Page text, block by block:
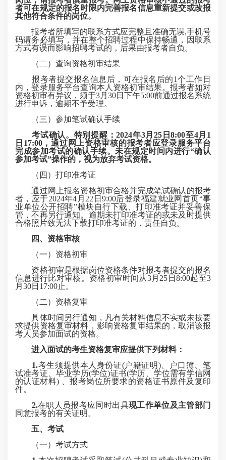
者可在规定的报名时限内完善报名信息重新提交或改报
其他符合条件的岗位。
报考者所填写的联系方式应完整且准确无误,手机号
码请务必填写，并在整个招聘过程中保持畅通，因联系
方式有误而影响招聘考试的，后果由报考者自负。
（二）查询资格初审结果
报考者提交报名信息后，可在报名后的1个工作日
内，登录服务平台查询本人资格初审结果。报考者如对
资格初审有异议，须于3月30日下午5:00前通过报名系统
进行申诉，逾期不予受理。
（三）参加笔试确认手续
考试确认。特别提醒：2024年3月25日8:00至4月1
日17:00，通过网上资格审核的报考者应登录服务平台
完成参加考试的确认手续。未在规定时间内进行“确认
参加考试”操作的，视为放弃考试资格。
（四）打印准考证
通过网上报名资格初审合格并完成笔试确认的报考
者，应于2024年4月22日9:00后登录福建就业网首页“事
业单位公开招聘”模块自行下载、打印准考证并妥善保
管，不再另行通知。逾期未打印准考证的或未及时提供
合格照片致无法下载打印准考证的，责任自负。
四、资格审核
（一）资格初审
资格初审是根据岗位资格条件对报考者提交的报名
信息进行比对审核。资格初审时间从3月25日8:00起至3
月30日17:00止。
（二）资格复审
具体时间另行通知，凡有关材料信息不实或未按要
求提供资格复审材料，影响资格复审结果的，取消该报
考人员参加面试的资格。
进入面试的考生资格复审应提供下列材料：
1.考生须提供本人身份证(户籍证明)、户口簿、笔
试准考证、毕业学历(学位)证书(学历、学位需有学信网
的认证材料) 、报考岗位所要求的资格证书原件及复印
件。
2.在职人员报考应同时出具现工作单位及主管部门
同意报考的有关证明。
五、考试
（一）考试方式